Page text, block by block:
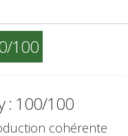
100
: 100/100
cohérente